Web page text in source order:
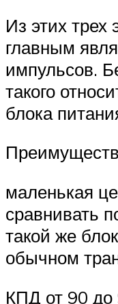
Из этих
главным
импульсов.
такого
блока
маленькая
сравнивать
такой же
обычном
КПД от 90 до